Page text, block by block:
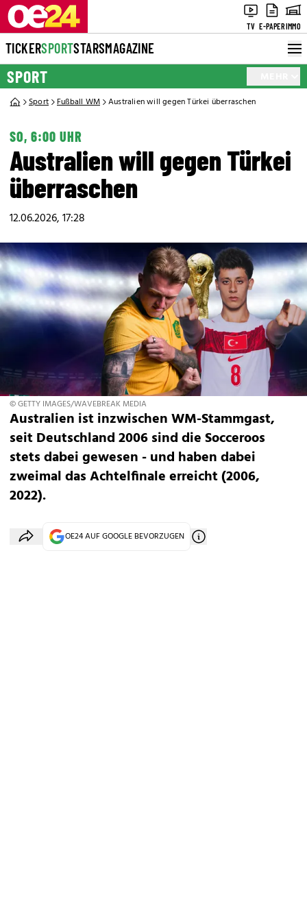
TV E-PAPERIMMO
TICKERSPORTSTARSMAGAZINE
SPORT
Sport Fußball WM Australien will gegen Türkei überraschen
SO, 6:00 UHR
Australien will gegen Türkei
überraschen
12.06.2026, 17:28
© GETTY IMAGES/WAVEBREAK MEDIA
Australien ist inzwischen WM-Stammgast,
seit Deutschland 2006 sind die Socceroos
stets dabei gewesen - und haben dabei
zweimal das Achtelfinale erreicht (2006,
2022).
OE24 AUF GOOGLE BEVORZUGEN